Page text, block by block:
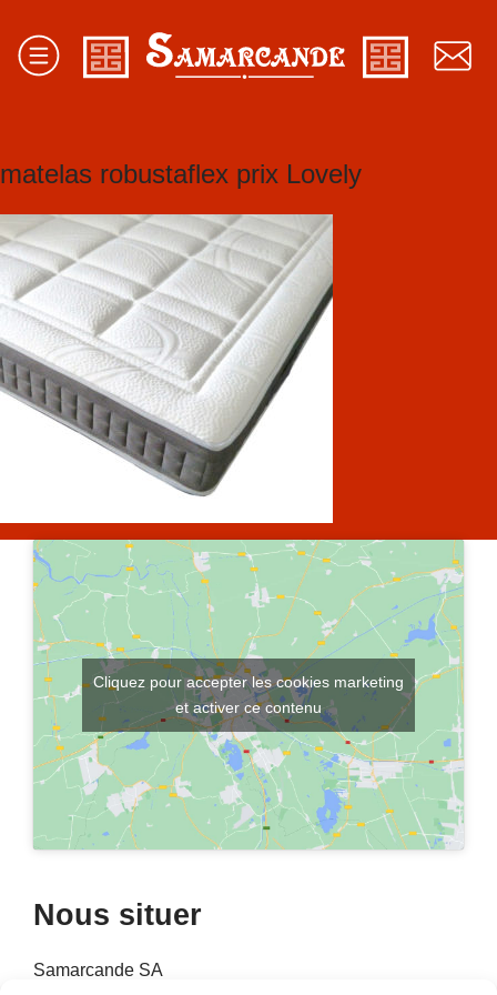
matelas robustaflex prix Lovely
Cliquez pour accepter les cookies marketing
et activer ce contenu
Nous situer
Samarcande SA